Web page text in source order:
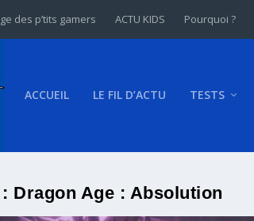
des p’tits gamers ACTU KIDS Pourquoi ?
ACCUEIL LE FIL D’ACTU TESTS
Dragon Age : Absolution